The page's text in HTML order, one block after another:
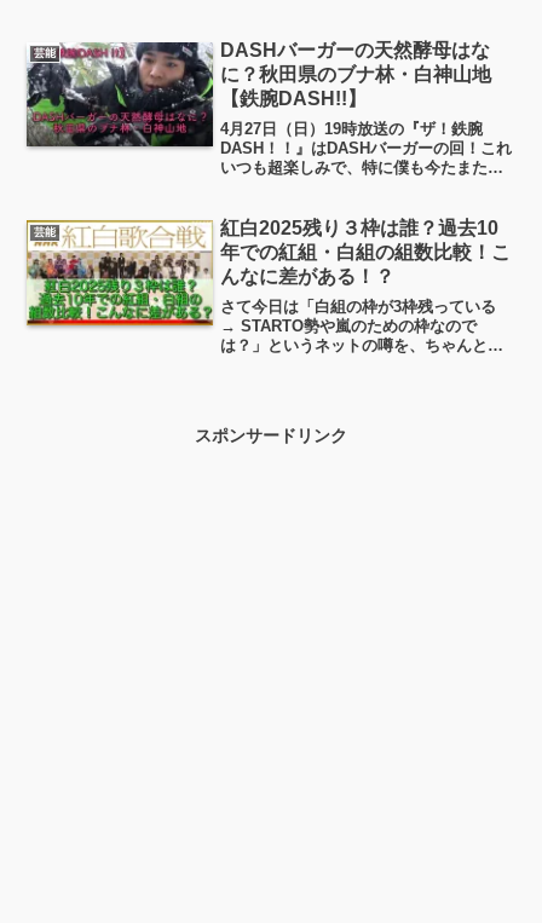
のか、マウイのモデルは実在するのか、
気になったことはありません...
芸能
DASHバーガーの天然酵母はな
に？秋田県のブナ林・白神山地
【鉄腕DASH!!】
4月27日（日）19時放送の『ザ！鉄腕
DASH！！』はDASHバーガーの回！これ
いつも超楽しみで、特に僕も今たまたま
売っているドライイースト（こんなの↓や
こんなの↓↓）...
芸能
紅白2025残り３枠は誰？過去10
年での紅組・白組の組数比較！こ
んなに差がある！？
さて今日は「白組の枠が3枠残っている
→ STARTO勢や嵐のための枠なので
は？」というネットの噂を、ちゃんと調
スポンサードリンク